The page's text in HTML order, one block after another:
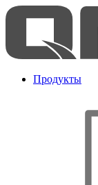
Продукты